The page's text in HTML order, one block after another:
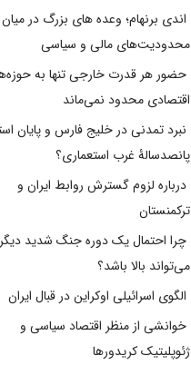
اندی برنهام؛ وعده های بزرگ در میان
محدودیت‌های مالی و سیاسی
حضور هر قدرت خارجی تنها به
اقتصادی محدود نمی‌ماند
نبرد تمدنی در خلیج فارس و پایان
پانصدسالۀ غرب استعماری؟
درباره لزوم گسترش روابط ایران و
ترکمنستان
چرا احتمال یک دوره جنگ شدید
می‌تواند بالا باشد؟
الگوی اسرائیلی اوکراین در قبال ایران
خوانشی از منظر اقتصاد سیاسی و
ژئوپلیتیک کریدورها